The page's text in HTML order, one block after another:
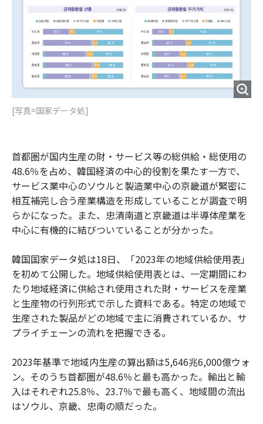
[写真=国家データ処]
首都圏が国内生産の財・サービス等の総供給・総使用の
48.6％を占め、韓国経済の中心的役割を果たす一方で、
サービス業中心のソウルと製造業中心の京畿道が緊密に
相互補完し合う産業構造を形成していることが調査で明
らかになった。また、忠清南道と京畿道は半導体産業を
中心に有機的に結びついていることが分かった。
韓国国家データ処は18日、「2023年の地域供給使用表」
を初めて公開した。地域供給使用表とは、一定期間にわ
たり地域経済に供給され使用された財・サービスを産業
と生産物の行列形式で示した資料である。特定の地域で
生産された製品がどの地域で主に消費されているか、サ
プライチェーンの流れを把握できる。
2023年基準で地域内生産の算出額は5,646兆6,000億ウォ
ン。そのうち首都圏が48.6％と最も高かった。輸出と輸
入はそれぞれ25.8％、23.7％で最も高く、地域間の流出
はソウル、京畿、忠南の順だった。